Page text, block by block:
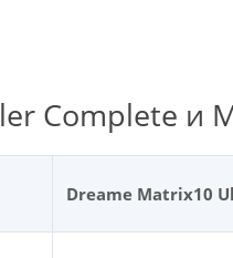
Complete и
Dreame Matrix10